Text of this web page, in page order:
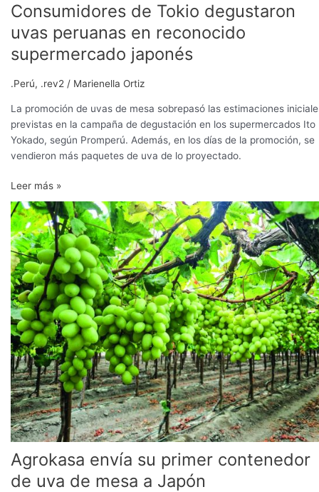
Consumidores de Tokio degustaron
uvas peruanas en reconocido
supermercado japonés
.Perú, .rev2 / Marienella Ortiz
La promoción de uvas de mesa sobrepasó las estimaciones
previstas en la campaña de degustación en los supermercados Ito
Yokado, según Promperú. Además, en los días de la promoción, se
vendieron más paquetes de uva de lo proyectado.
Leer más »
Agrokasa envía su primer contenedor
de uva de mesa a Japón
Agrokasa
envía
su
primer
contenedor
de
uva
de
mesa
a
Japón